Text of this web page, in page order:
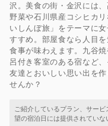
沢。美食の街・金沢には
野菜や石川県産コシヒカ
いしんぼ旅」をテーマに
すすめ。部屋食なら人目
食事が味わえます。九谷
呂付き客室のある宿など
友達とおいしい思い出を
せんか？